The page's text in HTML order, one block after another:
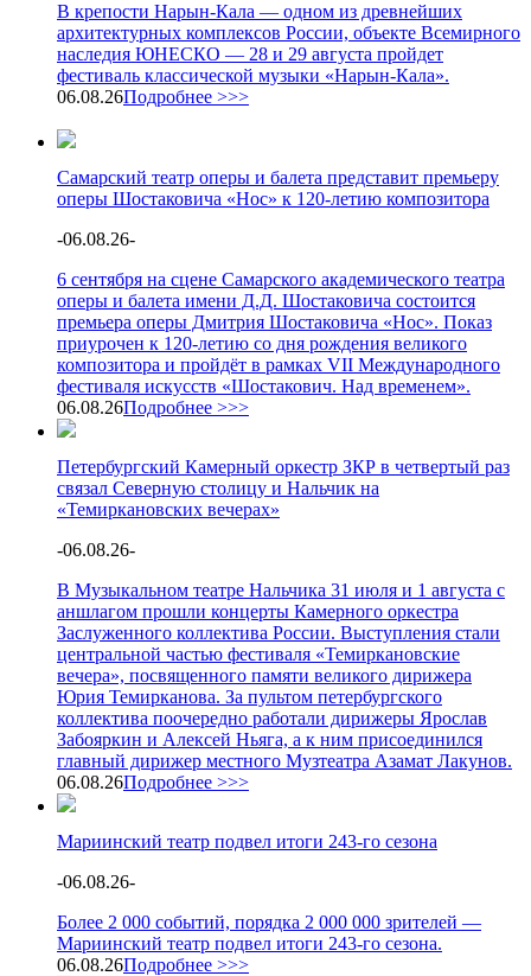
В крепости Нарын-Кала — одном из древнейших
архитектурных комплексов России, объекте Всемирного
наследия ЮНЕСКО — 28 и 29 августа пройдет
фестиваль классической музыки «Нарын-Кала».
06.08.26Подробнее >>>
Самарский театр оперы и балета представит премьеру
оперы Шостаковича «Нос» к 120-летию композитора
-06.08.26-
6 сентября на сцене Самарского академического театра
оперы и балета имени Д.Д. Шостаковича состоится
премьера оперы Дмитрия Шостаковича «Нос». Показ
приурочен к 120-летию со дня рождения великого
композитора и пройдёт в рамках VII Международного
фестиваля искусств «Шостакович. Над временем».
06.08.26Подробнее >>>
Петербургский Камерный оркестр ЗКР в четвертый раз
связал Северную столицу и Нальчик на
«Темиркановских вечерах»
-06.08.26-
В Музыкальном театре Нальчика 31 июля и 1 августа с
аншлагом прошли концерты Камерного оркестра
Заслуженного коллектива России. Выступления стали
центральной частью фестиваля «Темиркановские
вечера», посвященного памяти великого дирижера
Юрия Темирканова. За пультом петербургского
коллектива поочередно работали дирижеры Ярослав
Забояркин и Алексей Ньяга, а к ним присоединился
главный дирижер местного Музтеатра Азамат Лакунов.
06.08.26Подробнее >>>
Мариинский театр подвел итоги 243-го сезона
-06.08.26-
Более 2 000 событий, порядка 2 000 000 зрителей —
Мариинский театр подвел итоги 243-го сезона.
06.08.26Подробнее >>>